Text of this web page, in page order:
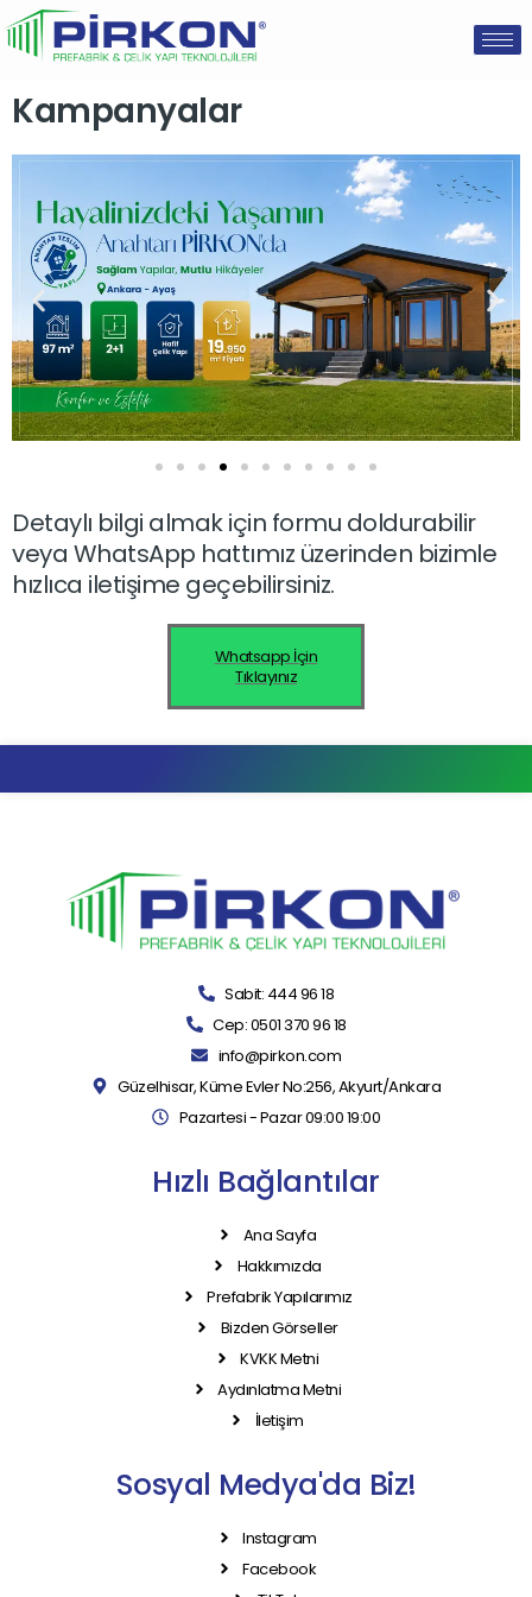
Kampanyalar
Detaylı bilgi almak için formu doldurabilir
veya WhatsApp hattımız üzerinden bizimle
hızlıca iletişime geçebilirsiniz.
Whatsapp İçin
Tıklayınız
Sabit: 444 96 18
Cep: 0501 370 96 18
info@pirkon.com
Güzelhisar, Küme Evler No:256, Akyurt/Ankara
Pazartesi - Pazar 09:00 19:00
Hızlı Bağlantılar
Ana Sayfa
Hakkımızda
Prefabrik Yapılarımız
Bizden Görseller
KVKK Metni
Aydınlatma Metni
İletişim
Sosyal Medya'da Biz!
Instagram
Facebook